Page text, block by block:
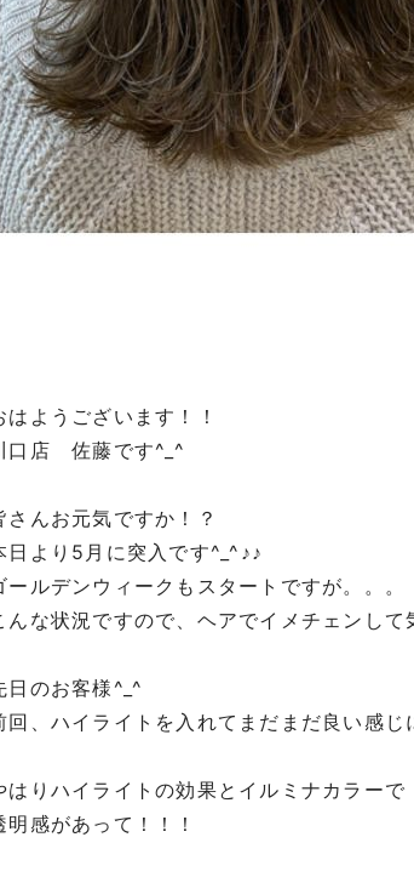
はようございます！！
口店 佐藤です^_^
さんお元気ですか！？
日より5月に突入です^_^♪♪
ールデンウィークもスタートですが。。。
んな状況ですので、ヘアでイメチェンして
日のお客様^_^
回、ハイライトを入れてまだまだ良い感
はりハイライトの効果とイルミナカラーで
明感があって！！！